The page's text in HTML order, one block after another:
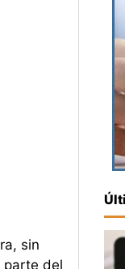
sin
parte del